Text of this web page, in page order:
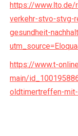
https://www.lto.de/
verkehr-stvo-stvg-
gesundheit-
https://www.t-
main/
oldtimertreffen-